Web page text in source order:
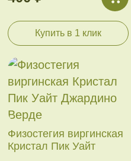
Купить в 1 клик
Физостегия виргинская
Кристал Пик Уайт